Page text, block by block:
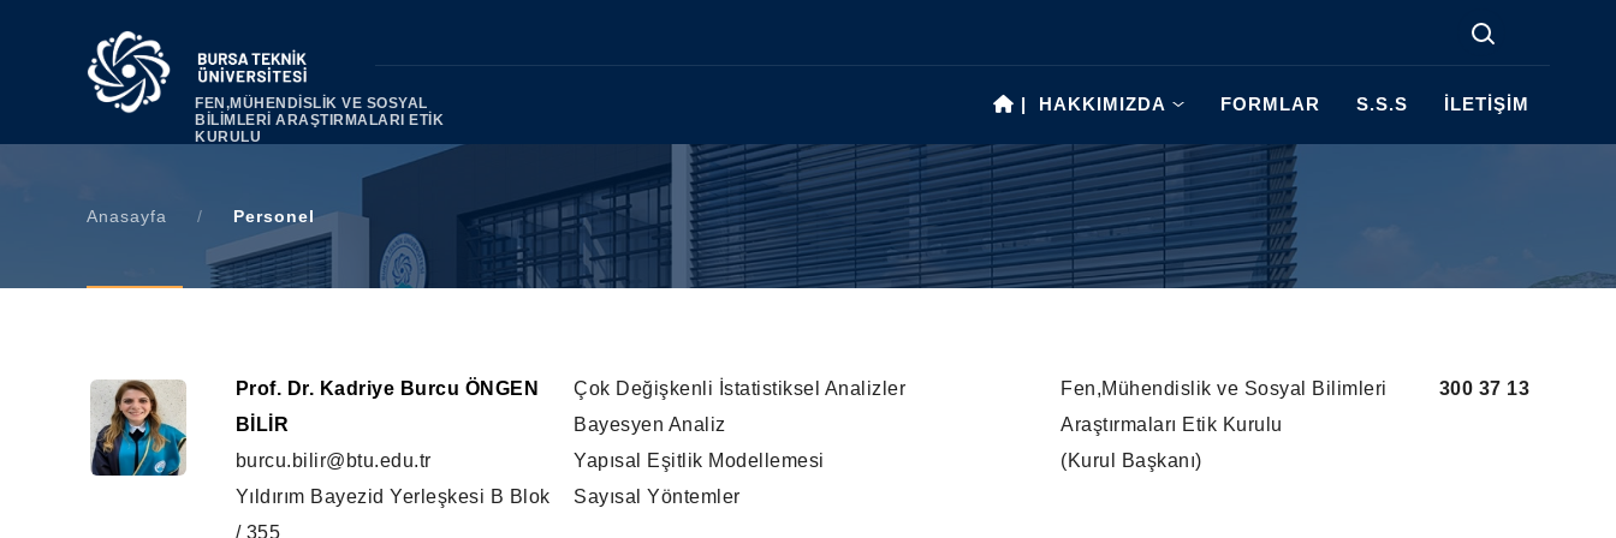
FEN,MÜHENDİSLİK VE SOSYAL
BİLİMLERİ ARAŞTIRMALARI ETİK
KURULU
| HAKKIMIZDA FORMLAR S.S.S İLETİŞİM
Anasayfa / Personel
Prof. Dr. Kadriye Burcu ÖNGEN
BİLİR
burcu.bilir@btu.edu.tr
Yıldırım Bayezid Yerleşkesi B Blok
/ 355
Çok Değişkenli İstatistiksel Analizler
Bayesyen Analiz
Yapısal Eşitlik Modellemesi
Sayısal Yöntemler
300 37 13
Fen,Mühendislik ve Sosyal Bilimleri
Araştırmaları Etik Kurulu
(Kurul Başkanı)